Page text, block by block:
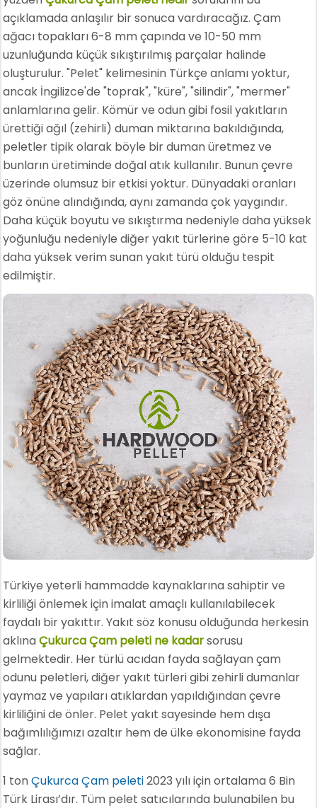
açıklamada anlaşılır bir sonuca vardıracağız. Çam
ağacı topakları 6-8 mm çapında ve 10-50 mm
uzunluğunda küçük sıkıştırılmış parçalar halinde
oluşturulur. "Pelet" kelimesinin Türkçe anlamı yoktur,
ancak İngilizce'de "toprak", "küre", "silindir", "mermer"
anlamlarına gelir. Kömür ve odun gibi fosil yakıtların
ürettiği ağıl (zehirli) duman miktarına bakıldığında,
peletler tipik olarak böyle bir duman üretmez ve
bunların üretiminde doğal atık kullanılır. Bunun çevre
üzerinde olumsuz bir etkisi yoktur. Dünyadaki oranları
göz önüne alındığında, aynı zamanda çok yaygındır.
Daha küçük boyutu ve sıkıştırma nedeniyle daha yüksek
yoğunluğu nedeniyle diğer yakıt türlerine göre 5-10 kat
daha yüksek verim sunan yakıt türü olduğu tespit
edilmiştir.
Türkiye yeterli hammadde kaynaklarına sahiptir ve
kirliliği önlemek için imalat amaçlı kullanılabilecek
faydalı bir yakıttır. Yakıt söz konusu olduğunda herkesin
aklınaÇukurca Çam peleti ne kadarsorusu
gelmektedir. Her türlü acıdan fayda sağlayan çam
odunu peletleri, diğer yakıt türleri gibi zehirli dumanlar
yaymaz ve yapıları atıklardan yapıldığından çevre
kirliliğini de önler. Pelet yakıt sayesinde hem dışa
bağımlılığımızı azaltır hem de ülke ekonomisine fayda
sağlar.
1 tonÇukurca Çam peleti2023 yılı için ortalama 6 Bin
Türk Lirası’dır. Tüm pelet satıcılarında bulunabilen bu